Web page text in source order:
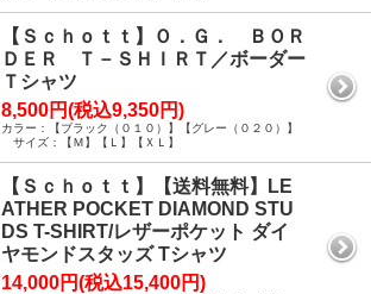
【Ｓｃｈｏｔｔ】Ｏ．Ｇ． ＢＯＲ
ＤＥＲ Ｔ－ＳＨＩＲＴ／ボーダー
Ｔシャツ
8,500円(税込9,350円)
カラー：【ブラック（０１０）】【グレー（０２０）】
サイズ：【Ｍ】【Ｌ】【ＸＬ】
【Ｓｃｈｏｔｔ】【送料無料】LE
ATHER POCKET DIAMOND STU
DS T-SHIRT/レザーポケット ダイ
ヤモンドスタッズ Tシャツ
14,000円(税込15,400円)